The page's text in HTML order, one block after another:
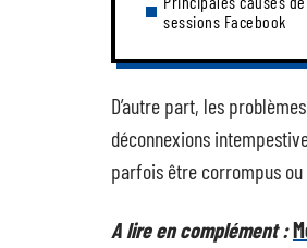
sessions Facebook
D’autre part, les
déconnexions
parfois être corrompus
A lire en complément :